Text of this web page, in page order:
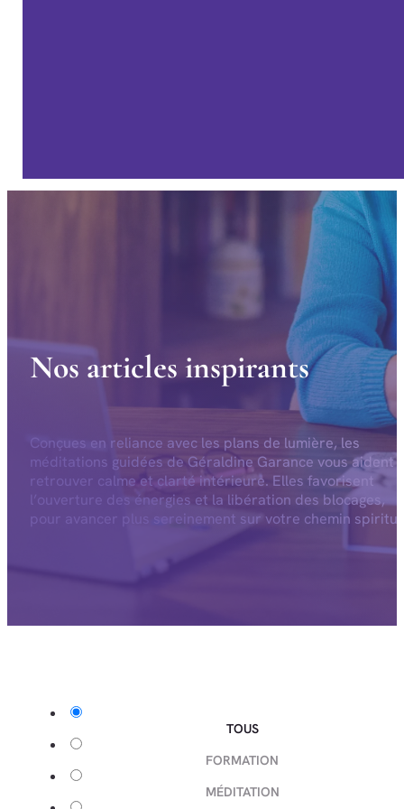
Nos articles inspirants
Conçues en reliance avec les plans de lumière, les
méditations guidées de Géraldine Garance vous aident
retrouver calme et clarté intérieure. Elles favorisent
l’ouverture des énergies et la libération des blocages,
pour avancer plus sereinement sur votre chemin
TOUS
FORMATION
MÉDITATION